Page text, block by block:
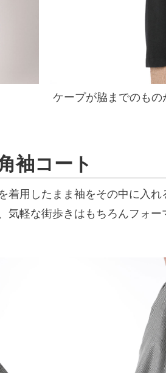
ケープが脇までのもの
袖コート
用したまま袖をその中に入れ
気軽な街歩きはもちろんフォ